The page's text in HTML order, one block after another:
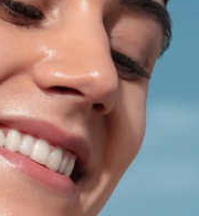
Moje urządzenia
Moje zamówienia
Moje adresy
Moje subskrypcje
Español
Português
Русский
繁體中文